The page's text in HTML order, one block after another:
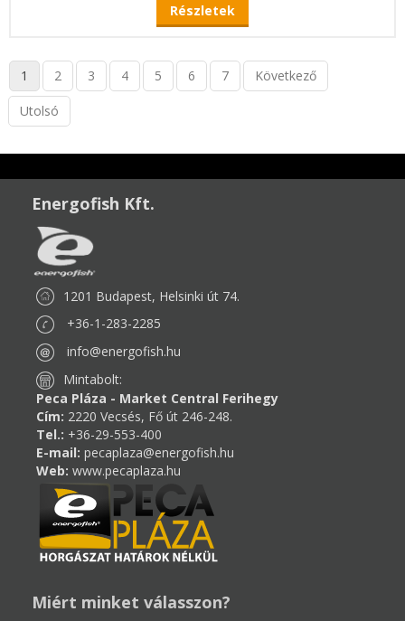
Részletek
1 2 3 4 5 6 7 Következő
Utolsó
Energofish Kft.
1201 Budapest, Helsinki út 74.
+36-1-283-2285
info@energofish.hu
Mintabolt:
Peca Pláza - Market Central Ferihegy
Cím: 2220 Vecsés, Fő út 246-248.
Tel.: +36-29-553-400
E-mail: pecaplaza@energofish.hu
Web: www.pecaplaza.hu
Miért minket válasszon?